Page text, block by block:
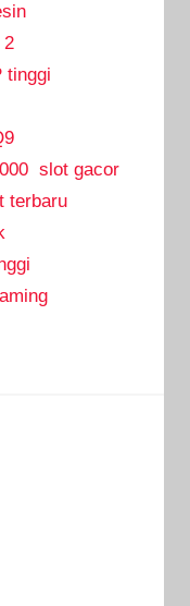
2
tinggi
slot gacor
terbaru